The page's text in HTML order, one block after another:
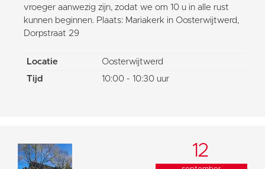
vroeger aanwezig zijn, zodat we om 10 u in alle rust
kunnen beginnen. Plaats: Mariakerk in Oosterwijtwerd,
Dorpstraat 29
Locatie
Oosterwijtwerd
Tijd
10:00 - 10:30 uur
12